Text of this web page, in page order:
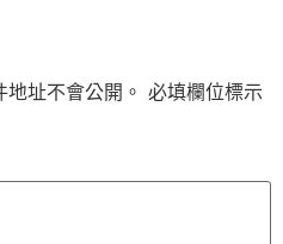
址不會公開。 必填欄位標示